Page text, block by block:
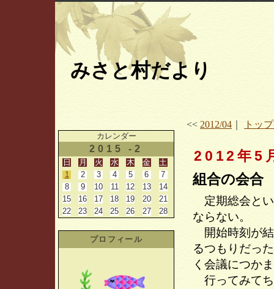
みさと村だより
カレンダー
2015 -2
日 月 火 水 木 金
土
1
2 3 4 5 6
7
8
9 10 11 12 13
14
15
16 17 18 19 20
21
22
23 24 25 26 27 28
プロフィール
<< 2012/04 トッ
2012年5
組合の会合
定期総会とい
ならない。
開始時刻が結
るつもりだっ
く会議につか
行ってみてち